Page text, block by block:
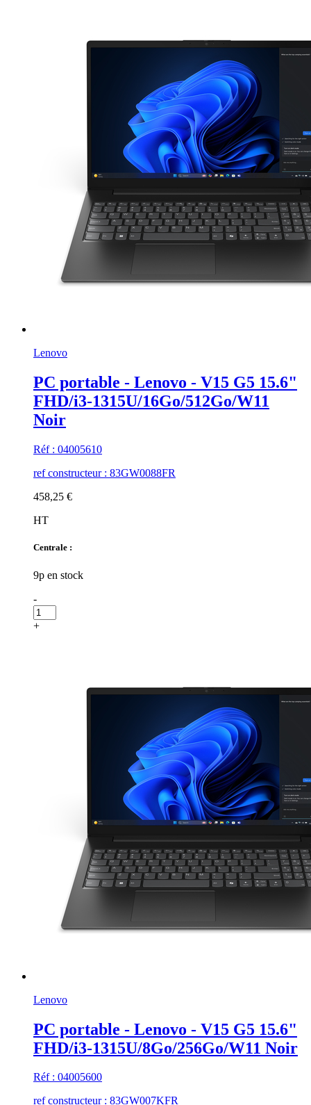
Lenovo
PC portable - Lenovo - V15 G5 15.6"
FHD/i3-1315U/16Go/512Go/W11
Noir
Réf : 04005610
ref constructeur : 83GW0088FR
458,25 €
HT
Centrale :
9p en stock
-
+
Lenovo
PC portable - Lenovo - V15 G5 15.6"
FHD/i3-1315U/8Go/256Go/W11 Noir
Réf : 04005600
ref constructeur : 83GW007KFR